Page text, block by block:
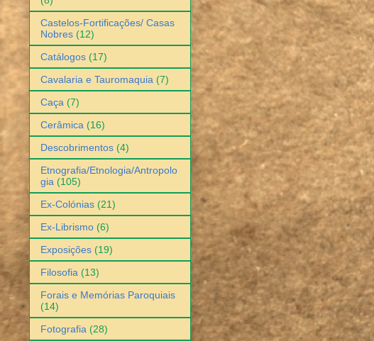
Castelos-Fortificações/ Casas
Nobres (12)
Catálogos (17)
Cavalaria e Tauromaquia (7)
Caça (7)
Cerâmica (16)
Descobrimentos (4)
Etnografia/Etnologia/Antropolo
gia (105)
Ex-Colónias (21)
Ex-Librismo (6)
Exposições (19)
Filosofia (13)
Forais e Memórias Paroquiais
(14)
Fotografia (28)